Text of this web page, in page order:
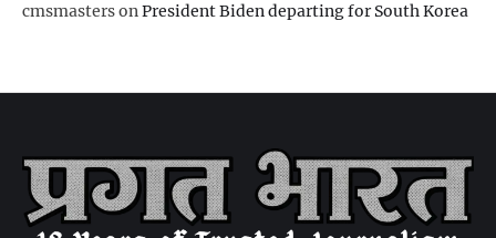
cmsmastersonPresident Biden departing for South Korea